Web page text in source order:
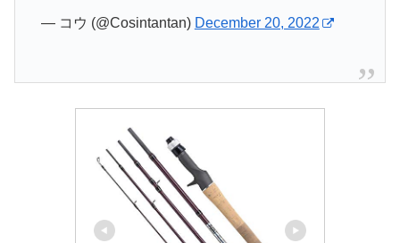
— コウ (@Cosintantan) December 20, 2022